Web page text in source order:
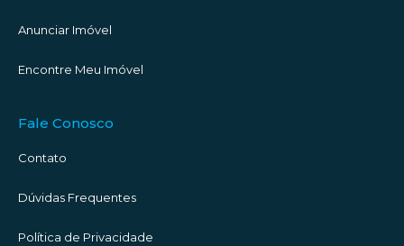
Anunciar Imóvel
Encontre Meu Imóvel
Fale Conosco
Contato
Dúvidas Frequentes
Política de Privacidade